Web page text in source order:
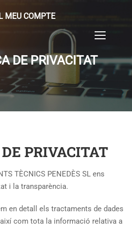
MEU COMPTE
DE PRIVACITAT
PRIVACITAT
TÈCNICS PENEDÈS SL ens
i la transparència.
en detall els tractaments de dades
com tota la informació relativa a